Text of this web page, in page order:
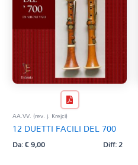
AA.VV. (rev. j. Krejci)
12 DUETTI FACILI DEL 700
Da:€9,00 Diff: 2